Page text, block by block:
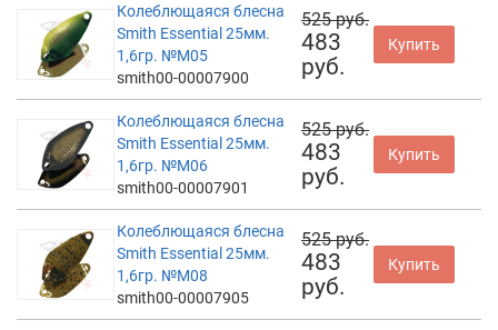
Колеблющаяся блесна
Smith Essential 25мм.
1,6гр. №M05
smith00-00007900
525 руб.
483
руб.
Купить
Колеблющаяся блесна
Smith Essential 25мм.
1,6гр. №M06
smith00-00007901
525 руб.
483
руб.
Купить
Колеблющаяся блесна
Smith Essential 25мм.
1,6гр. №M08
smith00-00007905
525 руб.
483
руб.
Купить